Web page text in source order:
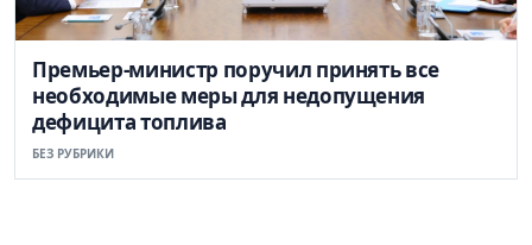
Премьер-министр поручил принять все
необходимые меры для недопущения
дефицита топлива
БЕЗ РУБРИКИ